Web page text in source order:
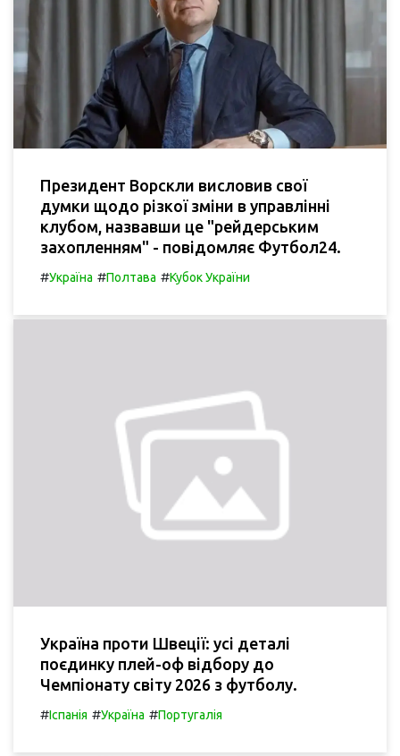
Президент Ворскли висловив свої
думки щодо різкої зміни в управлінні
клубом, назвавши це "рейдерським
захопленням" - повідомляє Футбол24.
#Україна #Полтава #Кубок України
Україна проти Швеції: усі деталі
поєдинку плей-оф відбору до
Чемпіонату світу 2026 з футболу.
#Іспанія #Україна #Португалія